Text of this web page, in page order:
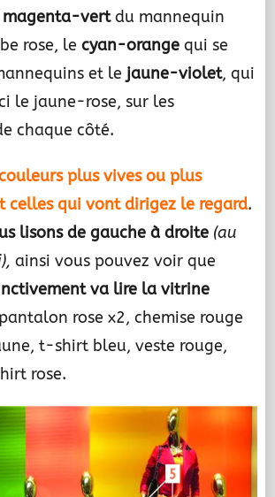
magenta-vertdu mannequin
rose, le cyan-orangequi se
et le jaune-violet, qui
le jaune-rose, sur les
chaque côté.
plus vives ou plus
celles qui vont dirigez le regard.
lisons de gauche à droite (au
ainsi vous pouvez voir que
va lire la vitrine
rose x2, chemise rouge
t-shirt bleu, veste rouge,
rose.